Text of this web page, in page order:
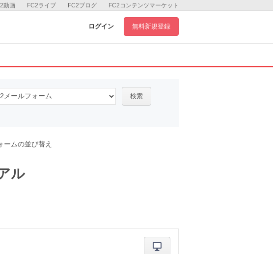
FC2コンテンツマーケット
FC2ブログ
FC2ライブ
動画
ログイン 無料新規登録
検索
ームの並び替え
ル